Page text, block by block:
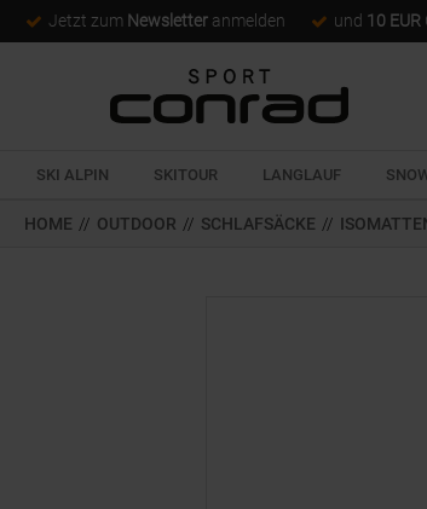
Jetzt zum Newsletter anmelden und 10 EUR
SKI ALPIN SKITOUR LANGLAUF
HOME // OUTDOOR // SCHLAFSÄCKE //